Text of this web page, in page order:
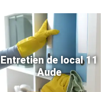
Entretien de local 11
Aude